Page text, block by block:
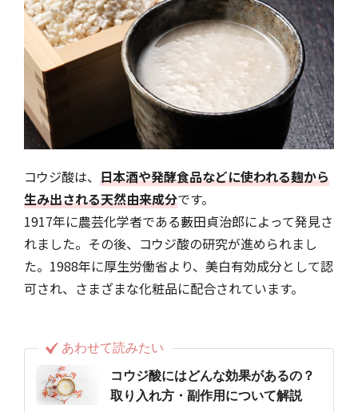
コウジ酸は、 日本酒や発酵食品などに使われる麹から
生み出される天然由来成分です。
1917年に農芸化学者である藪田貞治郎によって発見さ
れました。その後、コウジ酸の研究が進められまし
た。1988年に厚生労働省より、美白有効成分として認
可され、さまざまな化粧品に配合されています。
あわせて読みたい
コウジ酸にはどんな効果があるの？
取り入れ方・副作用について解説